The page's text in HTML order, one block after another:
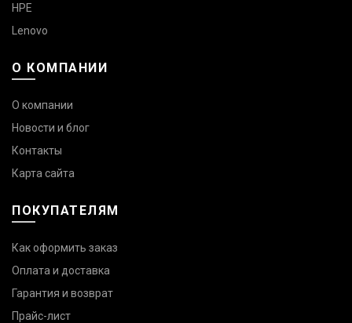
HPE
Lenovo
О КОМПАНИИ
О компании
Новости и блог
Контакты
Карта сайта
ПОКУПАТЕЛЯМ
Как оформить заказ
Оплата и доставка
Гарантия и возврат
Прайс-лист